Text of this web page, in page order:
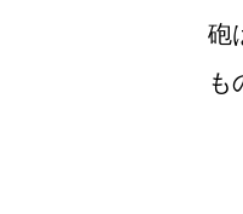
砲
も